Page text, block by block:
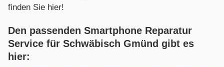
finden Sie hier!
Den passenden Smartphone Reparatur
Service für Schwäbisch Gmünd gibt es
hier: